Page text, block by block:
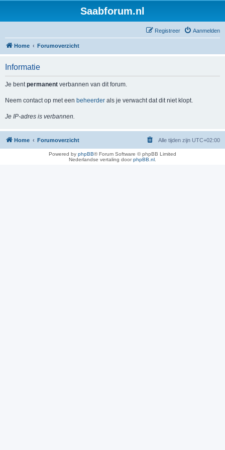
Saabforum.nl
Aanmelden
Registreer
Home Forumoverzicht
Informatie
Je bentpermanent verbannen van dit forum.
Neem contact op met een beheerder als je verwacht dat dit niet klopt.
Je IP-adres is verbannen.
Home Forumoverzicht Alle tijden zijn UTC+02:00
Powered by phpBB® Forum Software © phpBB Limited
Nederlandse vertaling doorphpBB.nl